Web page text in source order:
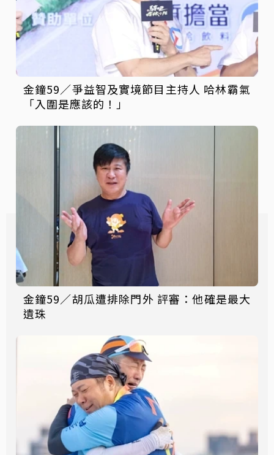
金鐘59／爭益智及實境節目主持人 哈林霸氣
「入圍是應該的！」
金鐘59／胡瓜遭排除門外 評審：他確是最大
遺珠